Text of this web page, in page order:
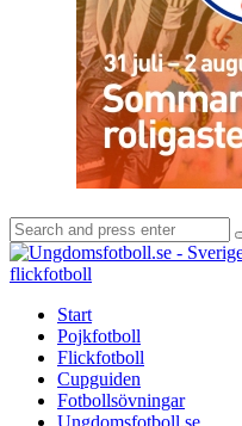
Search
for:
Start
Pojkfotboll
Flickfotboll
Cupguiden
Fotbollsövningar
Ungdomsfotboll.se